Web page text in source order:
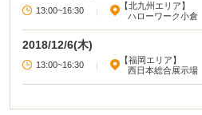
13:00~16:30 |
【北九州エリア】
ハローワーク小倉
2018/12/6(木)
13:00~16:30 |
【福岡エリア】
西日本総合展示場